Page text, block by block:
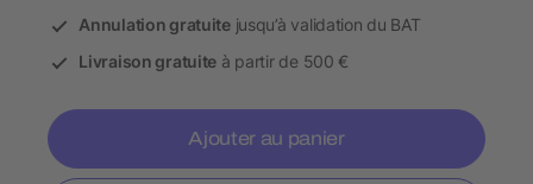
Annulation gratuitejusqu’à validation du BAT
Livraison gratuite à partir de 500 €
Ajouter au panier